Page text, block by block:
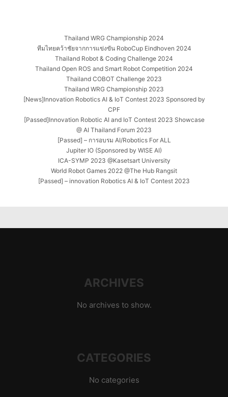
Thailand WRG Championship 2024
ทีมไทยคว้าชัยจากการแข่งขัน RoboCup Eindhoven 2024
Thailand Robot & Coding Challenge 2024
Thailand Open ROS and Smart Robot Competition 2024
Thailand COBOT Challenge 2023
Thailand WRG Championship 2023
[News]Innovation Robotics AI & IoT Contest 2023 Sponsored by
CPF
[Passed]Innovation Robotic AI and IoT Contest 2023 Showcase
@ AI Thailand Forum 2023
[Passed] – การอบรม AI/Robotics For ALL
Jupiter IO (Sponsored by WISE AI)
ICA-SYMP 2023 @Kasetsart University
World Robot Games 2022 @The Hub Rangsit
[Passed] – innovation Robotics AI & IoT Contest 2023
ARCHIVES
No archives to show.
CATEGORIES
No categories